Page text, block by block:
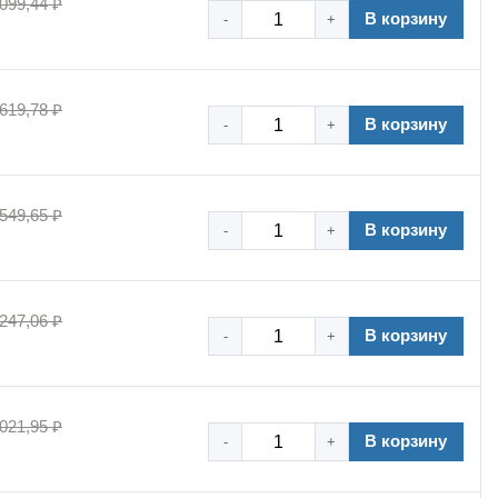
₽
- + В корзину
₽
- + В корзину
₽
- + В корзину
₽
- + В корзину
₽
- + В корзину